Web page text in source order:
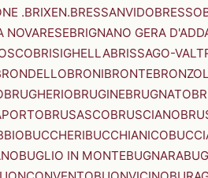
.BRIXEN.BRESSANVIDOBRESSO
NOVARESEBRIGNANO GERA
BRISIGHELLABRISSAGO-
BRONIBRONTE
BRUGHERIOBRUGINEBRUGNATO
BRUSASCOBRUSCIANO
BUCCHERIBUCCHIANICO
BUGLIO IN MONTEBUGNARA